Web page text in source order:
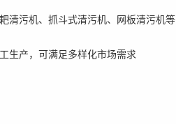
清污机、抓斗式清污机、网板清污机等
生产，可满足多样化市场需求